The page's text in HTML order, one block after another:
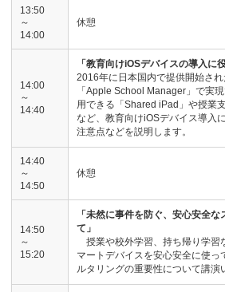
13:50
～
14:00
休憩
14:00
～
14:40
「教育向けiOSデバイスの導入に
2016年に日本国内で提供開始さ
「Apple School Manager」で実
用できる「Shared iPad」や授業
など、教育向けiOSデバイス導入
注意点などを説明します。
14:40
～
14:50
休憩
14:50
～
15:20
「未然に事件を防ぐ、安心安全
て」
授業や校外学習、持ち帰り学習
マートデバイスを安心安全に使っ
ルタリングの重要性について講演